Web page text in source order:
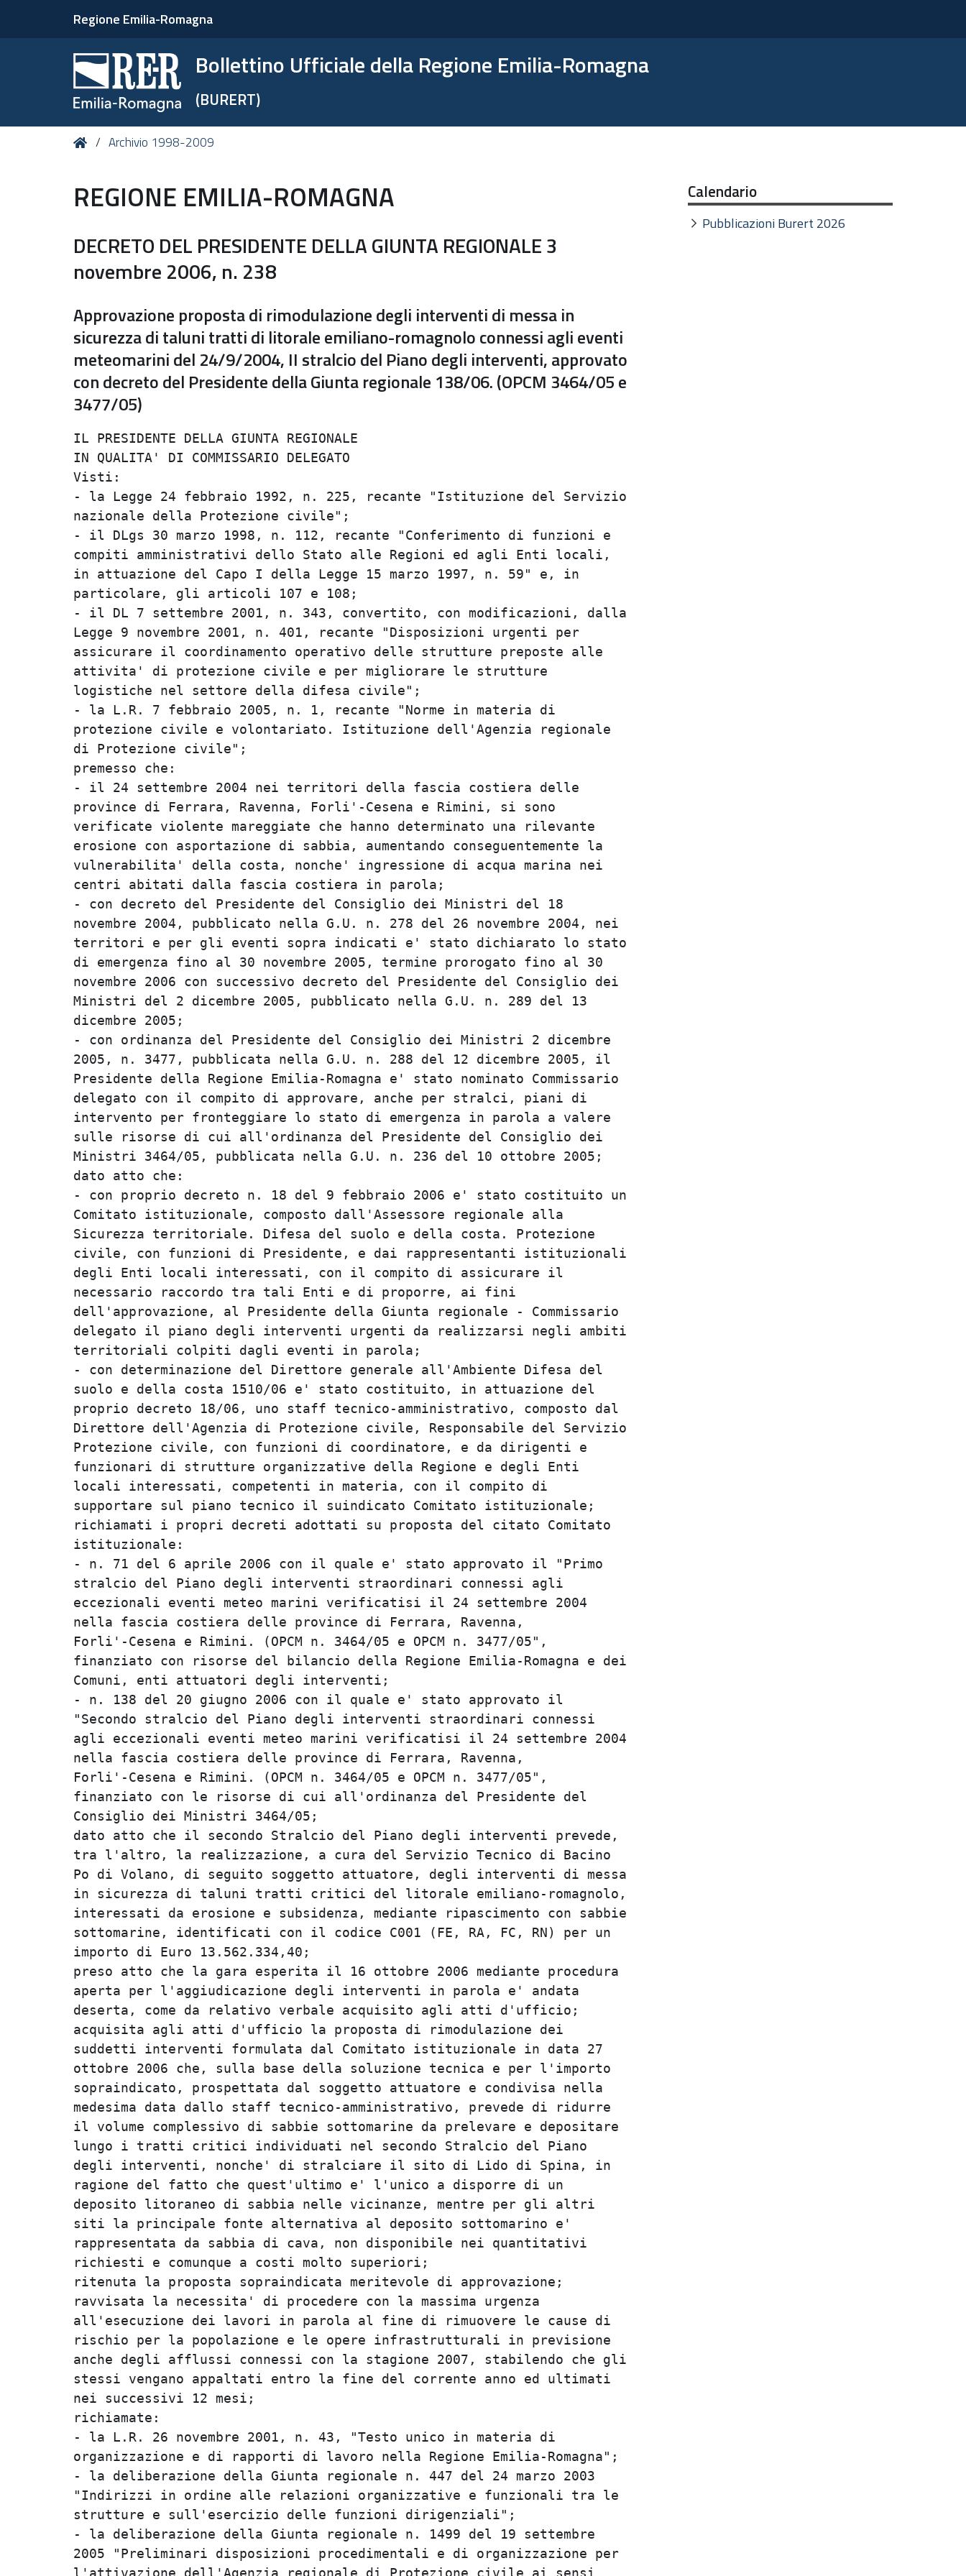
Regione Emilia-Romagna
Bollettino Ufficiale della Regione Emilia-Romagna
(BURERT)
Tu HomeArchivio 1998-2009
REGIONE EMILIA-ROMAGNA
DECRETO DEL PRESIDENTE DELLA GIUNTA REGIONALE 3
novembre 2006, n. 238
Approvazione proposta di rimodulazione degli interventi di messa in
sicurezza di taluni tratti di litorale emiliano-romagnolo connessi agli eventi
meteomarini del 24/9/2004, II stralcio del Piano degli interventi, approvato
con decreto del Presidente della Giunta regionale 138/06. (OPCM 3464/05 e
3477/05)
IL PRESIDENTE DELLA GIUNTA REGIONALE
IN QUALITA' DI COMMISSARIO DELEGATO
Visti:
- la Legge 24 febbraio 1992, n. 225, recante "Istituzione del Servizio
nazionale della Protezione civile";
- il DLgs 30 marzo 1998, n. 112, recante "Conferimento di funzioni e
compiti amministrativi dello Stato alle Regioni ed agli Enti locali,
in attuazione del Capo I della Legge 15 marzo 1997, n. 59" e, in
particolare, gli articoli 107 e 108;
- il DL 7 settembre 2001, n. 343, convertito, con modificazioni, dalla
Legge 9 novembre 2001, n. 401, recante "Disposizioni urgenti per
assicurare il coordinamento operativo delle strutture preposte alle
attivita' di protezione civile e per migliorare le strutture
logistiche nel settore della difesa civile";
- la L.R. 7 febbraio 2005, n. 1, recante "Norme in materia di
protezione civile e volontariato. Istituzione dell'Agenzia regionale
di Protezione civile";
premesso che:
- il 24 settembre 2004 nei territori della fascia costiera delle
province di Ferrara, Ravenna, Forli'-Cesena e Rimini, si sono
verificate violente mareggiate che hanno determinato una rilevante
erosione con asportazione di sabbia, aumentando conseguentemente la
vulnerabilita' della costa, nonche' ingressione di acqua marina nei
centri abitati dalla fascia costiera in parola;
- con decreto del Presidente del Consiglio dei Ministri del 18
novembre 2004, pubblicato nella G.U. n. 278 del 26 novembre 2004, nei
territori e per gli eventi sopra indicati e' stato dichiarato lo stato
di emergenza fino al 30 novembre 2005, termine prorogato fino al 30
novembre 2006 con successivo decreto del Presidente del Consiglio dei
Ministri del 2 dicembre 2005, pubblicato nella G.U. n. 289 del 13
dicembre 2005;
- con ordinanza del Presidente del Consiglio dei Ministri 2 dicembre
2005, n. 3477, pubblicata nella G.U. n. 288 del 12 dicembre 2005, il
Presidente della Regione Emilia-Romagna e' stato nominato Commissario
delegato con il compito di approvare, anche per stralci, piani di
intervento per fronteggiare lo stato di emergenza in parola a valere
sulle risorse di cui all'ordinanza del Presidente del Consiglio dei
Ministri 3464/05, pubblicata nella G.U. n. 236 del 10 ottobre 2005;
dato atto che:
- con proprio decreto n. 18 del 9 febbraio 2006 e' stato costituito un
Comitato istituzionale, composto dall'Assessore regionale alla
Sicurezza territoriale. Difesa del suolo e della costa. Protezione
civile, con funzioni di Presidente, e dai rappresentanti istituzionali
degli Enti locali interessati, con il compito di assicurare il
necessario raccordo tra tali Enti e di proporre, ai fini
dell'approvazione, al Presidente della Giunta regionale - Commissario
delegato il piano degli interventi urgenti da realizzarsi negli ambiti
territoriali colpiti dagli eventi in parola;
- con determinazione del Direttore generale all'Ambiente Difesa del
suolo e della costa 1510/06 e' stato costituito, in attuazione del
proprio decreto 18/06, uno staff tecnico-amministrativo, composto dal
Direttore dell'Agenzia di Protezione civile, Responsabile del Servizio
Protezione civile, con funzioni di coordinatore, e da dirigenti e
funzionari di strutture organizzative della Regione e degli Enti
locali interessati, competenti in materia, con il compito di
supportare sul piano tecnico il suindicato Comitato istituzionale;
richiamati i propri decreti adottati su proposta del citato Comitato
istituzionale:
- n. 71 del 6 aprile 2006 con il quale e' stato approvato il "Primo
stralcio del Piano degli interventi straordinari connessi agli
eccezionali eventi meteo marini verificatisi il 24 settembre 2004
nella fascia costiera delle province di Ferrara, Ravenna,
Forli'-Cesena e Rimini. (OPCM n. 3464/05 e OPCM n. 3477/05",
finanziato con risorse del bilancio della Regione Emilia-Romagna e dei
Comuni, enti attuatori degli interventi;
- n. 138 del 20 giugno 2006 con il quale e' stato approvato il
"Secondo stralcio del Piano degli interventi straordinari connessi
agli eccezionali eventi meteo marini verificatisi il 24 settembre 2004
nella fascia costiera delle province di Ferrara, Ravenna,
Forli'-Cesena e Rimini. (OPCM n. 3464/05 e OPCM n. 3477/05",
finanziato con le risorse di cui all'ordinanza del Presidente del
Consiglio dei Ministri 3464/05;
dato atto che il secondo Stralcio del Piano degli interventi prevede,
tra l'altro, la realizzazione, a cura del Servizio Tecnico di Bacino
Po di Volano, di seguito soggetto attuatore, degli interventi di messa
in sicurezza di taluni tratti critici del litorale emiliano-romagnolo,
interessati da erosione e subsidenza, mediante ripascimento con sabbie
sottomarine, identificati con il codice C001 (FE, RA, FC, RN) per un
importo di Euro 13.562.334,40;
preso atto che la gara esperita il 16 ottobre 2006 mediante procedura
aperta per l'aggiudicazione degli interventi in parola e' andata
deserta, come da relativo verbale acquisito agli atti d'ufficio;
acquisita agli atti d'ufficio la proposta di rimodulazione dei
suddetti interventi formulata dal Comitato istituzionale in data 27
ottobre 2006 che, sulla base della soluzione tecnica e per l'importo
sopraindicato, prospettata dal soggetto attuatore e condivisa nella
medesima data dallo staff tecnico-amministrativo, prevede di ridurre
il volume complessivo di sabbie sottomarine da prelevare e depositare
lungo i tratti critici individuati nel secondo Stralcio del Piano
degli interventi, nonche' di stralciare il sito di Lido di Spina, in
ragione del fatto che quest'ultimo e' l'unico a disporre di un
deposito litoraneo di sabbia nelle vicinanze, mentre per gli altri
siti la principale fonte alternativa al deposito sottomarino e'
rappresentata da sabbia di cava, non disponibile nei quantitativi
richiesti e comunque a costi molto superiori;
ritenuta la proposta sopraindicata meritevole di approvazione;
ravvisata la necessita' di procedere con la massima urgenza
all'esecuzione dei lavori in parola al fine di rimuovere le cause di
rischio per la popolazione e le opere infrastrutturali in previsione
anche degli afflussi connessi con la stagione 2007, stabilendo che gli
stessi vengano appaltati entro la fine del corrente anno ed ultimati
nei successivi 12 mesi;
richiamate:
- la L.R. 26 novembre 2001, n. 43, "Testo unico in materia di
organizzazione e di rapporti di lavoro nella Regione Emilia-Romagna";
- la deliberazione della Giunta regionale n. 447 del 24 marzo 2003
"Indirizzi in ordine alle relazioni organizzative e funzionali tra le
strutture e sull'esercizio delle funzioni dirigenziali";
- la deliberazione della Giunta regionale n. 1499 del 19 settembre
2005 "Preliminari disposizioni procedimentali e di organizzazione per
l'attivazione dell'Agenzia regionale di Protezione civile ai sensi
Calendario
Pubblicazioni Burert 2026